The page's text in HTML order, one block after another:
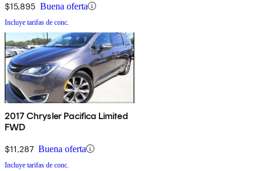
$15,895 Buena oferta
Incluye tarifas de conc.
2017 Chrysler Pacifica Limited
FWD
$11,287 Buena oferta
Incluye tarifas de conc.